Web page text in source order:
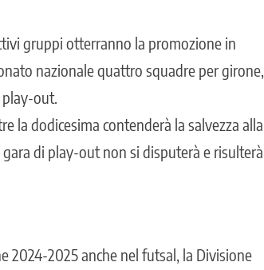
gruppi otterranno la promozione in
nazionale quattro squadre per girone,
out.
la dodicesima contenderà la salvezza alla
di play-out non si disputerà e risulterà
2024-2025 anche nel futsal, la Divisione